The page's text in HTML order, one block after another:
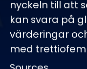
nyckeln till att
kan svara på
värderingar
med